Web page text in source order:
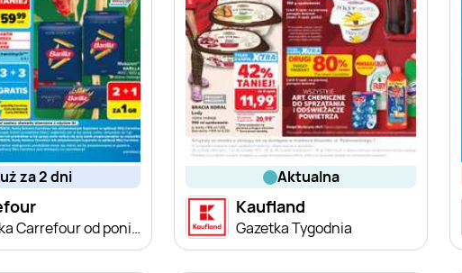
już za 2 dni
Gazetka Carrefour od poniedziałku
aktualna
Kaufland
Gazetka Tygodnia